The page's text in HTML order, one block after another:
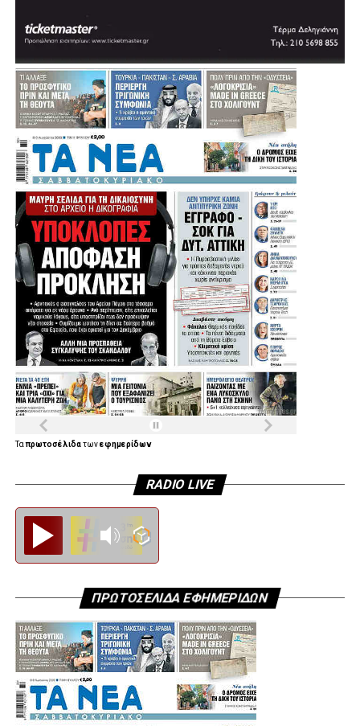
Λίγο μετά τις 11:30 στη Μητρόπολη έφτασε ο πρώην
υπουργός και πρώην πρόεδρος του ΠΑΣΟΚ, Ευάγγελος
Βενιζέλος, ο δήμαρχος Αθηναίων, Χάρης Δούκας αλλά και
ο πρώην πρόεδρος της Δημοκρατίας Προκόπης
Παυλόπουλος.
Πηγή: protothema
.
.
Ταπρωτοσέλιδατωνεφημερίδων
RADIO LIVE
ΠΡΩΤΟΣΕΛΙΔΑ ΕΦΗΜΕΡΙΔΩΝ